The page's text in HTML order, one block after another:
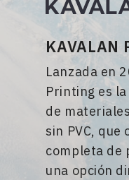
KAVALAN
Lanzada en
Printing es
de
sin PVC, que
completa de
una opción